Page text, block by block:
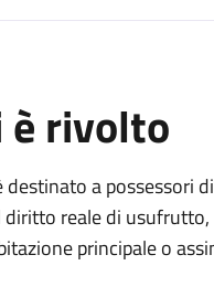
è rivolto
destinato apossessori
reale di usufrutto,
principale o